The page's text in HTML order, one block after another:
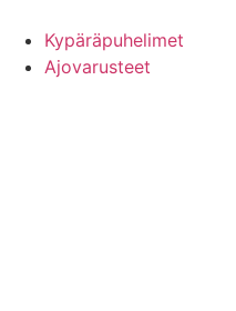
Kypäräpuhelimet
Ajovarusteet